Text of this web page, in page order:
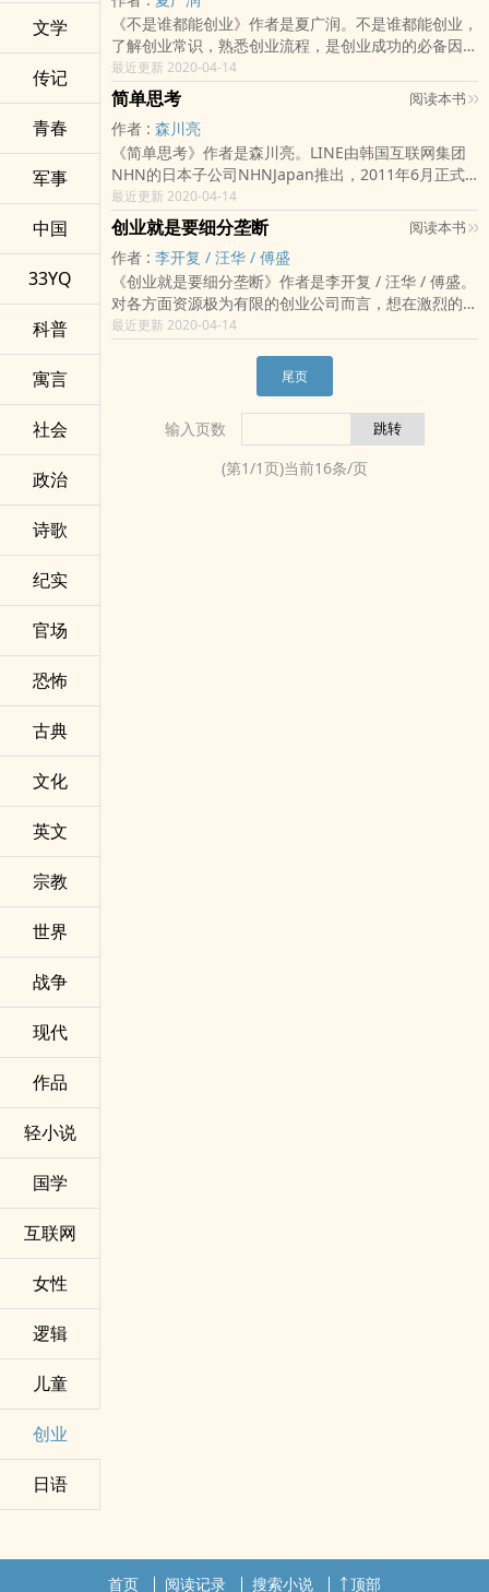
文学
传记
青春
军事
中国
33YQ
科普
寓言
社会
政治
诗歌
纪实
官场
恐怖
古典
文化
英文
宗教
世界
战争
现代
作品
轻小说
国学
互联网
女性
逻辑
儿童
创业
日语
了，2004他就开始和同学一块创业，2005年做出了校
内网；2007年，他又做出了饭否网这是中国最早的类
似twitter的网站。2010年，他又做出了美团网。校内
网、饭否网在王兴的创业路上都留下了遗憾，没有获得
圆满的结局。到了美团网，这家从5000余家团购网站
里杀出一条血路的公司，已经成为目前最受关注的创业
公司之一。2014年7月，美团月交易额突破39亿元，8
月2日，单日交易额突破2.27亿元。在做美团的时候，
谁也没有想到王兴能够管理这样一个有四五千人的公
司。在此之前，他创业的项目都非常轻，团队不过十多
人。在美团诞生的三年里，王兴完成了巨大的蜕变，从
极客、产品经理到优秀的CEO、企业家。我试图在这本
书里，寻找到王兴蜕变的原因。作者李志刚
《不是谁都能创业》作者是夏广润。不是谁都能创业，
了解创业常识，熟悉创业流程，是创业成功的必备因
素。秋叶的网易云课堂《和秋叶一起学PPT》等系列课
程累计销售额近千万元。连续创业成功者秋叶和从职业
人到创业人转型实践者夏广润，分享创业常识。华中科
技大学启明学院点团队创始人，武汉市创业红娘公益服
务中心理事长刘玉作序推荐。PPTV的创始人、华中科
大DIAN团队顾问姚欣倾情推荐。
最近更新 2020-04-14
简单思考 阅读本书
作者 : 森川亮
《简单思考》作者是森川亮。LINE由韩国互联网集团
NHN的日本子公司NHNJapan推出，2011年6月正式
推向市场。截至2016年3月底，月度活跃用户数量已经
达到2.2亿人。主要面向亚洲市场，对用户的大吸引力
在于提供大量的表情贴图，并拥有馒头人、可妮兔、布
朗熊和詹姆士等特色鲜明的原创卡通形象。2007年，
本书作者森川亮就任LINE株式会社社长。期间跟随稻
盛和夫学习，受到稻盛和夫的巨大影响，摸索出简单思
考的整套商业思想。不断满足大众需求，打造出受用户
历、职务，由具备回应用户需求的热情与能力的人取得
主导权，早于任何地方推出高质量的产品，就能打造出
最近更新 2020-04-14
创业就是要细分垄断 阅读本书
作者 : 李开复 / 汪华 / 傅盛
《创业就是要细分垄断》作者是李开复 / 汪华 / 傅盛。
对各方面资源极为有限的创业公司而言，想在激烈的市
场竞争中站立下来的第一步是：成为细分市场的垄断
者。不管是资本还是尖端人才，追逐的永远是行业里尖
端的企业，第二名毫无意义。首先，要精准定位潜在市
场。这个市场的需求仍没有被满足，并且潜力巨大。其
次，抓住时代和行业的红利，通过高速增长实现小垄
断，抢滩登陆。最后，在细分领域里建立起自己的竞争
壁垒，应对巨头和竞争对手的复制，去扩展更大的市
场，从而扩大公司的规模和竞争力。在这个过程中，创
最近更新 2020-04-14
尾页
输入页数
(第1/1页)当前16条/页
首页 阅读记录 搜索小说 顶部